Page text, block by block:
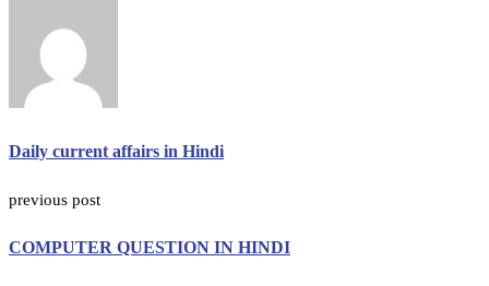
Daily current affairs in Hindi
previous post
COMPUTER QUESTION IN HINDI